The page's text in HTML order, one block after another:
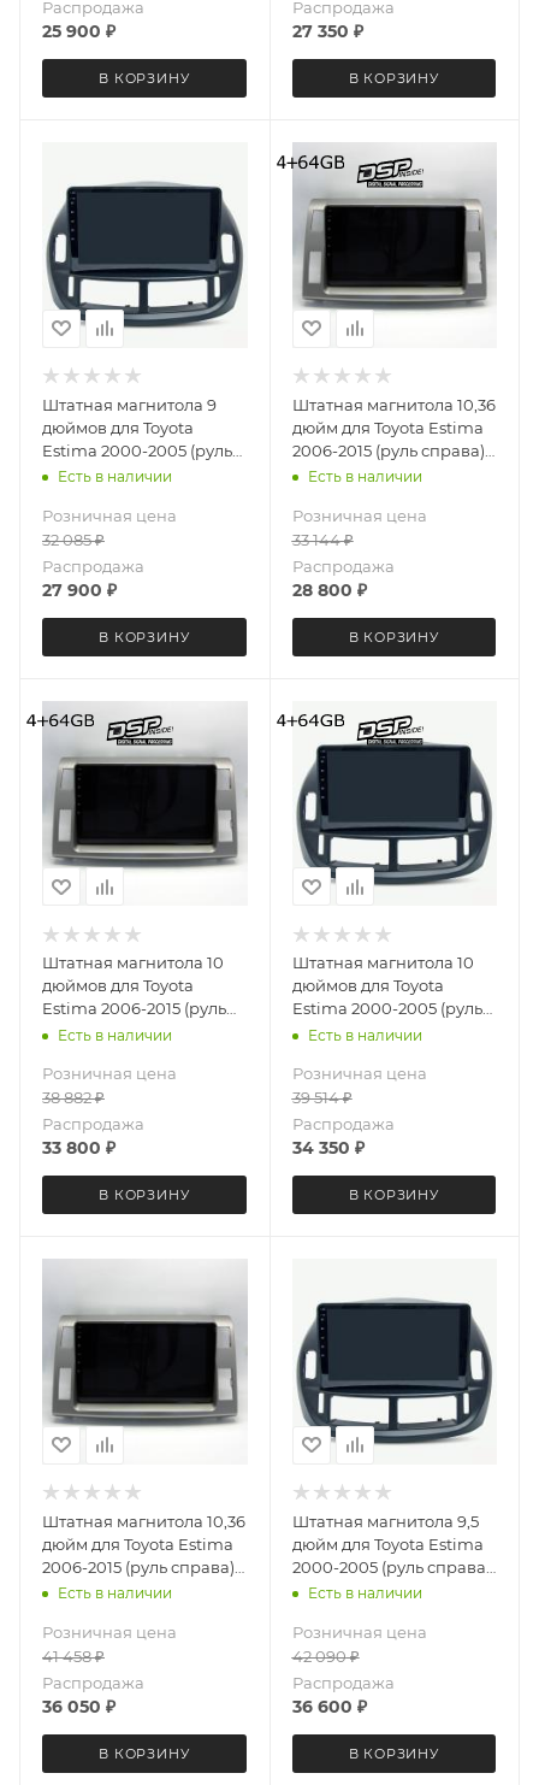
Распродажа
25 900 ₽
В КОРЗИНУ
Распродажа
27 350 ₽
В КОРЗИНУ
Штатная магнитола 9
дюймов для Toyota
Estima 2000-2005 (руль
справа) Teyes CC4L DTS
6+64 Gb
Есть в наличии
Розничная цена
32 085₽
Распродажа
27 900 ₽
В КОРЗИНУ
Штатная магнитола 10,36
дюйм для Toyota Estima
2006-2015 (руль справа)
MEKEDE DUDU OS 5
Android 13 8 ядер 4+64
Gb
Есть в наличии
Розничная цена
33 144₽
Распродажа
28 800 ₽
В КОРЗИНУ
Штатная магнитола 10
дюймов для Toyota
Estima 2006-2015 (руль
справа) MEKEDE M6 Pro
4+64 Gb
Есть в наличии
Розничная цена
38 882₽
Распродажа
33 800 ₽
В КОРЗИНУ
Штатная магнитола 10
дюймов для Toyota
Estima 2000-2005 (руль
справа) MEKEDE M6 Pro
4+64 Gb
Есть в наличии
Розничная цена
39 514₽
Распродажа
34 350 ₽
В КОРЗИНУ
Штатная магнитола 10,36
дюйм для Toyota Estima
2006-2015 (руль справа)
Teyes CC4 4572-6874
Gb
Есть в наличии
Розничная цена
41 458₽
Распродажа
36 050 ₽
В КОРЗИНУ
Штатная магнитола 9,5
дюйм для Toyota Estima
2000-2005 (руль справа)
Teyes CC4 4962-6875
Gb
Есть в наличии
Розничная цена
42 090₽
Распродажа
36 600 ₽
В КОРЗИНУ